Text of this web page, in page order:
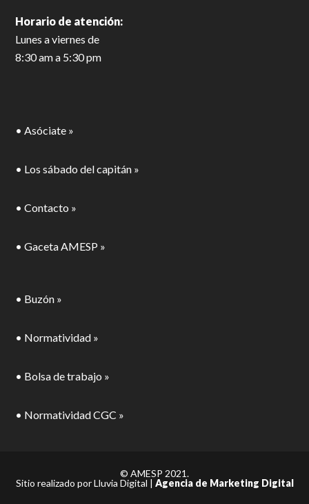
Horario de atención:
Lunes a viernes de
8:30 am a 5:30 pm
• Asóciate »
• Los sábado del capitán »
• Contacto »
• Gaceta AMESP »
• Buzón »
• Normatividad »
• Bolsa de trabajo »
• Normatividad CGC »
© AMESP 2021.
Sitio realizado por Lluvia Digital | Agencia de Marketing Digital